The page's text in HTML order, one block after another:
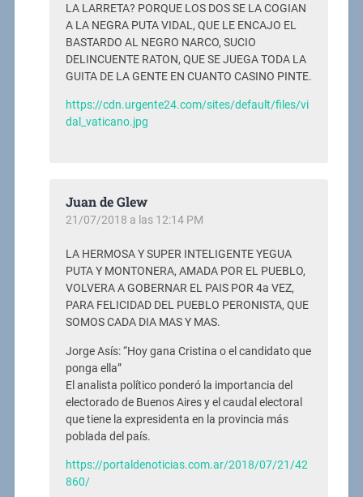
LA LARRETA? PORQUE LOS DOS SE LA COGIAN
A LA NEGRA PUTA VIDAL, QUE LE ENCAJO EL
BASTARDO AL NEGRO NARCO, SUCIO
DELINCUENTE RATON, QUE SE JUEGA TODA LA
GUITA DE LA GENTE EN CUANTO CASINO PINTE.
https://cdn.urgente24.com/sites/default/files/vi
dal_vaticano.jpg
Juan de Glew
21/07/2018 a las 12:14 PM
LA HERMOSA Y SUPER INTELIGENTE YEGUA
PUTA Y MONTONERA, AMADA POR EL PUEBLO,
VOLVERA A GOBERNAR EL PAIS POR 4a VEZ,
PARA FELICIDAD DEL PUEBLO PERONISTA, QUE
SOMOS CADA DIA MAS Y MAS.
Jorge Asís: “Hoy gana Cristina o el candidato que
ponga ella”
El analista político ponderó la importancia del
electorado de Buenos Aires y el caudal electoral
que tiene la expresidenta en la provincia más
poblada del país.
https://portaldenoticias.com.ar/2018/07/21/42
860/